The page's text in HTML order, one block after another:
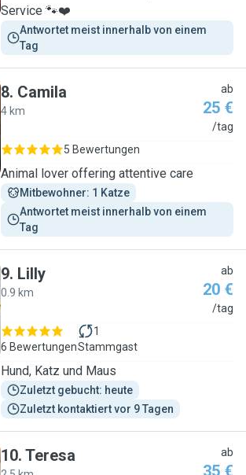
Service 🐾❤️
Antwortet meist innerhalb von einem
Tag
8. Camila
4 km
ab
25 €
/tag
5 Bewertungen
Animal lover offering attentive care
Mitbewohner: 1 Katze
Antwortet meist innerhalb von einem
Tag
9. Lilly
0.9 km
ab
20 €
/tag
6 Bewertungen
1
Stammgast
Hund, Katz und Maus
Zuletzt gebucht: heute
Zuletzt kontaktiert vor 9 Tagen
10. Teresa ab
35 €